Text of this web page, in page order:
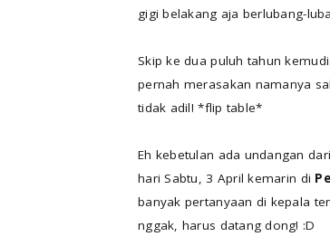
gigi belakang aja berlubang-
Skip ke dua puluh tahun
pernah merasakan namanya
tidak adil! *flip table*
Eh kebetulan ada undangan dari
hari Sabtu, 3 April kemarin di
banyak pertanyaan di kepala
nggak, harus datang dong! :D